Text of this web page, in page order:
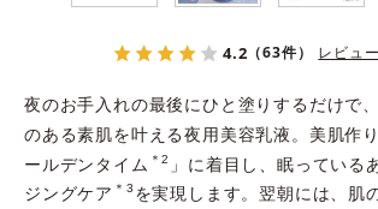
4.2 （63件） レビュ
夜のお手入れの最後にひと塗りするだけで
のある素肌を叶える夜用美容乳液。美肌作り
ールデンタイム ＊2
」に着目し、眠っている
ジングケア ＊3 を実現します。翌朝には、肌